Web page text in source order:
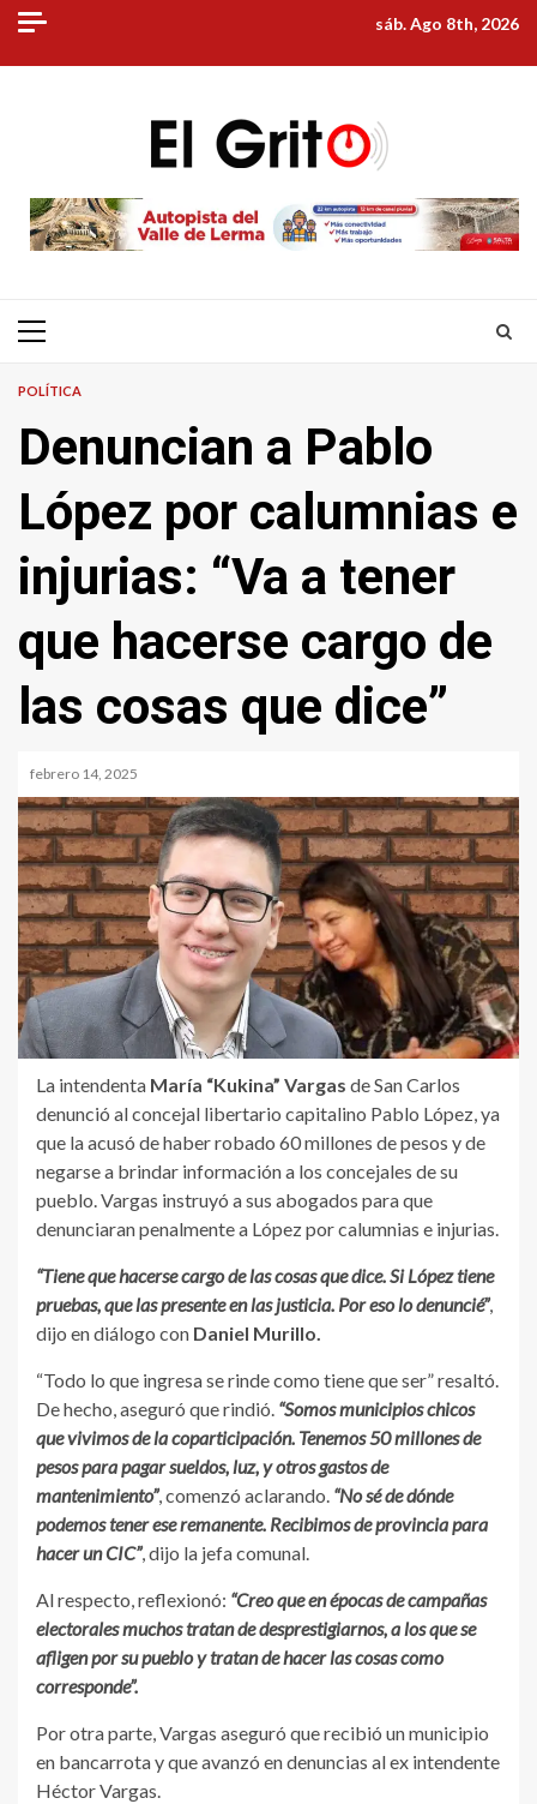
Skip
content
sáb. Ago 8th, 2026
Primary
POLÍTICA
Denuncian a Pablo
López por calumnias e
injurias: “Va a tener
que hacerse cargo de
las cosas que dice”
febrero 14, 2025
La intendenta María “Kukina” Vargas de San Carlos
denunció al concejal libertario capitalino Pablo López, ya
que la acusó de haber robado 60 millones de pesos y de
negarse a brindar información a los concejales de su
pueblo. Vargas instruyó a sus abogados para que
denunciaran penalmente a López por calumnias e injurias.
“Tiene que hacerse cargo de las cosas que dice. Si López tiene
pruebas, que las presente en las justicia. Por eso lo denuncié”,
dijo en diálogo con Daniel Murillo.
“Todo lo que ingresa se rinde como tiene que ser” resaltó.
De hecho, aseguró que rindió. “Somos municipios chicos
que vivimos de la coparticipación. Tenemos 50 millones de
pesos para pagar sueldos, luz, y otros gastos de
mantenimiento”, comenzó aclarando. “No sé de dónde
podemos tener ese remanente. Recibimos de provincia para
hacer un CIC”, dijo la jefa comunal.
Al respecto, reflexionó: “Creo que en épocas de campañas
electorales muchos tratan de desprestigiarnos, a los que se
afligen por su pueblo y tratan de hacer las cosas como
corresponde”.
Por otra parte, Vargas aseguró que recibió un municipio
en bancarrota y que avanzó en denuncias al ex intendente
Héctor Vargas.